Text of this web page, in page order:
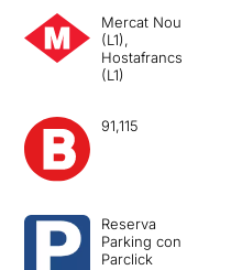
Mercat Nou
(L1),
Hostafrancs
(L1)
91,115
Reserva
Parking con
Parclick